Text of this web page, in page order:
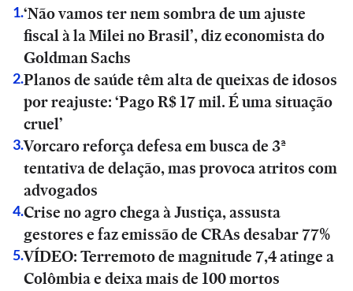
1.‘Não vamos ter nem sombra de um ajuste
fiscal à la Milei no Brasil’, diz economista do
Goldman Sachs
2.Planos de saúde têm alta de queixas de idosos
por reajuste: ‘Pago R$ 17 mil. É uma situação
cruel’
3.Vorcaro reforça defesa em busca de 3ª
tentativa de delação, mas provoca atritos com
advogados
4.Crise no agro chega à Justiça, assusta
gestores e faz emissão de CRAs desabar 77%
5.VÍDEO: Terremoto de magnitude 7,4 atinge a
Colômbia e deixa mais de 100 mortos